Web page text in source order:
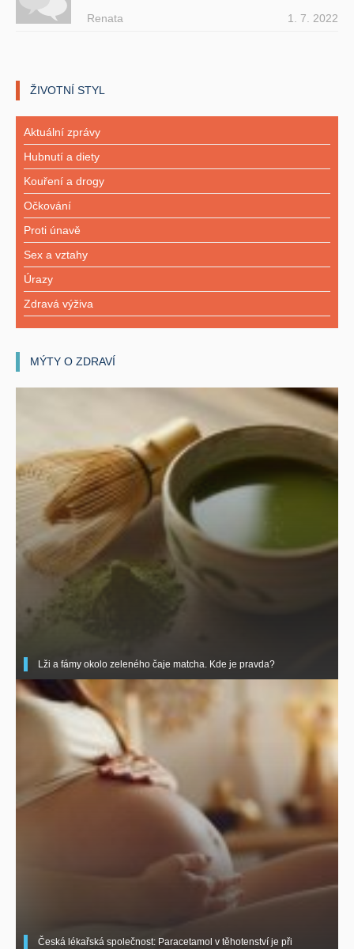
Renata 1. 7. 2022
ŽIVOTNÍ STYL
Aktuální zprávy
Hubnutí a diety
Kouření a drogy
Očkování
Proti únavě
Sex a vztahy
Úrazy
Zdravá výživa
MÝTY O ZDRAVÍ
Lži a fámy okolo zeleného čaje matcha. Kde je pravda?
Česká lékařská společnost: Paracetamol v těhotenství je při